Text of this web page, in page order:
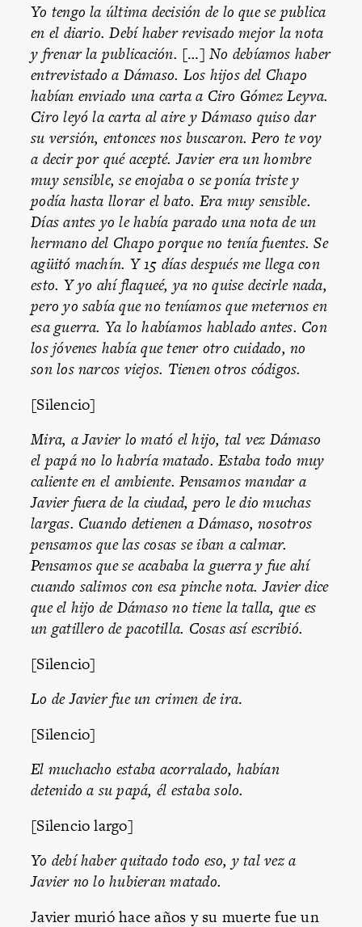
Yo tengo la última decisión de lo que se publica
en el diario. Debí haber revisado mejor la nota
y frenar la publicación. […] No debíamos haber
entrevistado a Dámaso. Los hijos del Chapo
habían enviado una carta a Ciro Gómez Leyva.
Ciro leyó la carta al aire y Dámaso quiso dar
su versión, entonces nos buscaron. Pero te voy
a decir por qué acepté. Javier era un hombre
muy sensible, se enojaba o se ponía triste y
podía hasta llorar el bato. Era muy sensible.
Días antes yo le había parado una nota de un
hermano del Chapo porque no tenía fuentes. Se
agüitó machín. Y 15 días después me llega con
esto. Y yo ahí flaqueé, ya no quise decirle nada,
pero yo sabía que no teníamos que meternos en
esa guerra. Ya lo habíamos hablado antes. Con
los jóvenes había que tener otro cuidado, no
son los narcos viejos. Tienen otros códigos.
[Silencio]
Mira, a Javier lo mató el hijo, tal vez Dámaso
el papá no lo habría matado. Estaba todo muy
caliente en el ambiente. Pensamos mandar a
Javier fuera de la ciudad, pero le dio muchas
largas. Cuando detienen a Dámaso, nosotros
pensamos que las cosas se iban a calmar.
Pensamos que se acababa la guerra y fue ahí
cuando salimos con esa pinche nota. Javier dice
que el hijo de Dámaso no tiene la talla, que es
un gatillero de pacotilla. Cosas así escribió.
[Silencio]
Lo de Javier fue un crimen de ira.
[Silencio]
El muchacho estaba acorralado, habían
detenido a su papá, él estaba solo.
[Silencio largo]
Yo debí haber quitado todo eso, y tal vez a
Javier no lo hubieran matado.
Javier murió hace años y su muerte fue un